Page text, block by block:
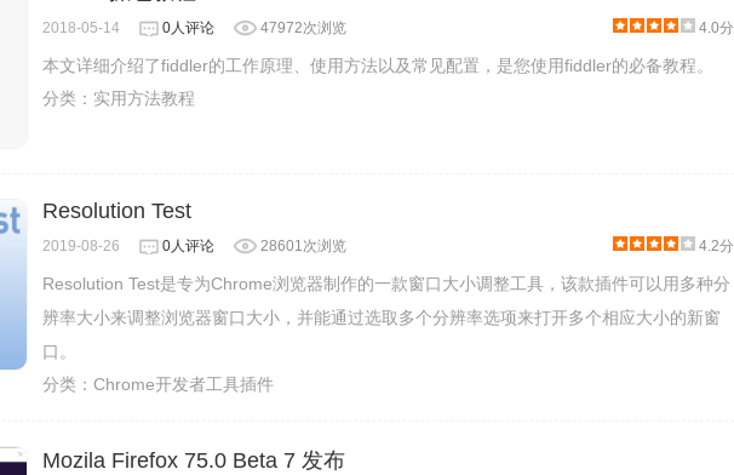
2018-05-14 0人评论 47972次浏览 4.0分
本文详细介绍了fiddler的工作原理、使用方法以及常见配置，是您使用fiddler的必备教程。
分类： 实用方法教程
Resolution Test
2019-08-26 0人评论 28601次浏览 4.2分
Resolution Test是专为Chrome浏览器制作的一款窗口大小调整工具，该款插件可以用多种分
辨率大小来调整浏览器窗口大小，并能通过选取多个分辨率选项来打开多个相应大小的新窗
口。
分类： Chrome开发者工具插件
Mozila Firefox 75.0 Beta 7 发布